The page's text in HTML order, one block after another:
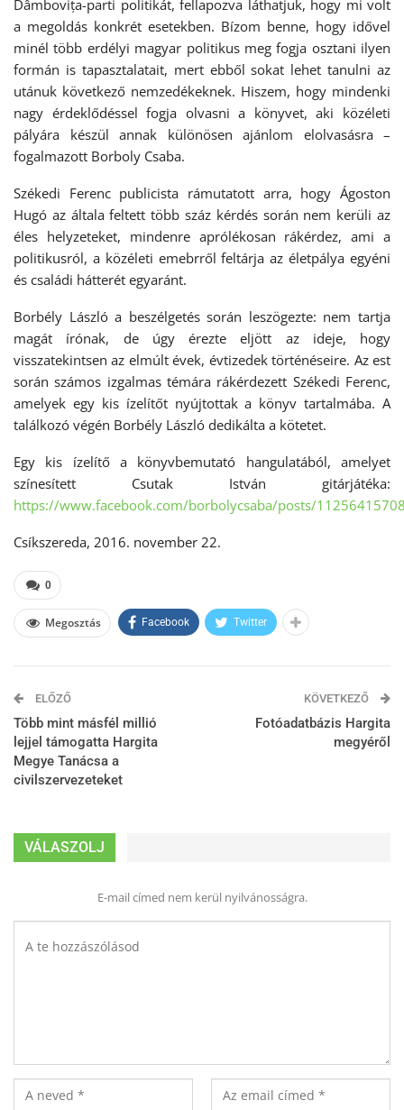
Dâmbovița-parti politikát, fellapozva láthatjuk, hogy mi volt
a megoldás konkrét esetekben. Bízom benne, hogy idővel
minél több erdélyi magyar politikus meg fogja osztani ilyen
formán is tapasztalatait, mert ebből sokat lehet tanulni az
utánuk következő nemzedékeknek. Hiszem, hogy mindenki
nagy érdeklődéssel fogja olvasni a könyvet, aki közéleti
pályára készül annak különösen ajánlom elolvasásra –
fogalmazott Borboly Csaba.
Székedi Ferenc publicista rámutatott arra, hogy Ágoston
Hugó az általa feltett több száz kérdés során nem kerüli az
éles helyzeteket, mindenre aprólékosan rákérdez, ami a
politikusról, a közéleti emebrről feltárja az életpálya egyéni
és családi hátterét egyaránt.
Borbély László a beszélgetés során leszögezte: nem tartja
magát írónak, de úgy érezte eljött az ideje, hogy
visszatekintsen az elmúlt évek, évtizedek történéseire. Az est
során számos izgalmas témára rákérdezett Székedi Ferenc,
amelyek egy kis ízelítőt nyújtottak a könyv tartalmába. A
találkozó végén Borbély László dedikálta a kötetet.
Egy kis ízelítő a könyvbemutató hangulatából, amelyet
színesített Csutak István gitárjátéka:
https://www.facebook.com/borbolycsaba/posts/
Csíkszereda, 2016. november 22.
0
Megosztás Facebook Twitter
ELŐZŐ
Több mint másfél millió
lejjel támogatta Hargita
Megye Tanácsa a
civilszervezeteket
KÖVETKEZŐ
Fotóadatbázis Hargita
megyéről
VÁLASZOLJ
E-mail címed nem kerül nyilvánosságra.